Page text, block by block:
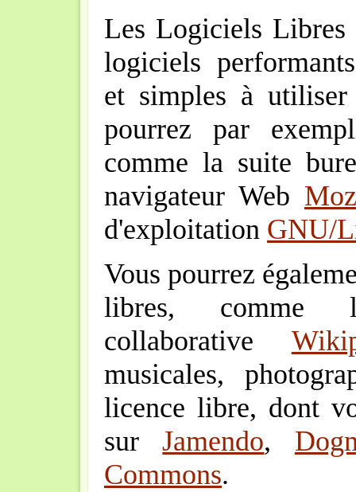
Les Logiciels Libres
logiciels
et simples à
pourrez par
comme la suite
navigateur Web
d'exploitation GNU/
Vous pourrez
libres, comme
collaborative
musicales,
licence libre, dont
surJamendo,
Commons.